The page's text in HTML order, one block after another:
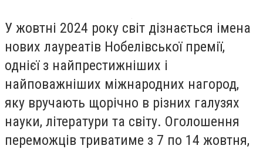
У жовтні 2024 року світ дізнається імена
нових лауреатів Нобелівської премії,
однієї з найпрестижніших і
найповажніших міжнародних нагород,
яку вручають щорічно в різних галузях
науки, літератури та світу. Оголошення
переможців триватиме з 7 по 14 жовтня,